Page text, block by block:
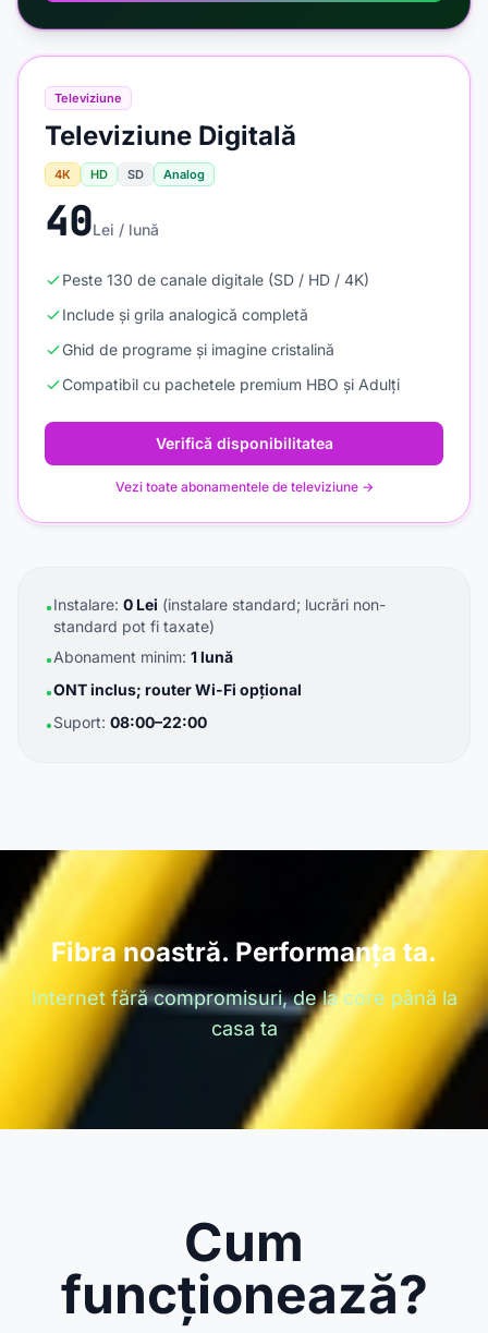
Televiziune
Televiziune Digitală
4K HD SD Analog
40Lei / lună
Peste 130 de canale digitale (SD / HD / 4K)
Include și grila analogică completă
Ghid de programe și imagine cristalină
Compatibil cu pachetele premium HBO și Adulți
Verifică disponibilitatea
Vezi toate abonamentele de televiziune →
•Instalare: 0 Lei (instalare standard; lucrări non-
standard pot fi taxate)
•Abonament minim: 1 lună
•ONT inclus; router Wi-Fi opțional
•Suport: 08:00–22:00
Fibra noastră. Performanța ta.
Internet fără compromisuri, de la core până la
casa ta
Cum
funcționează?